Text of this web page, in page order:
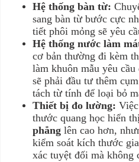
Hệ thống bàn từ:
sang bàn từ bước cực
tiết phôi mỏng sẽ yêu
Hệ thống nước làm
cơ bản thường đi kèm
làm khuôn mẫu yêu
sẽ phải đầu tư thêm
tách từ tính để loại bỏ
Thiết bị đo lường:
thước quang học hiển
phẳng lên cao hơn,
kiểm soát kích thước
xác tuyệt đối mà không